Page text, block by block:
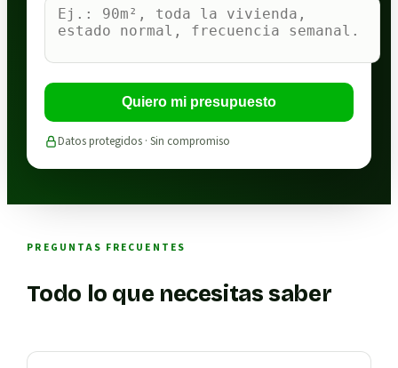
Quiero mi presupuesto
Datos protegidos · Sin compromiso
PREGUNTAS FRECUENTES
Todo lo que necesitas saber